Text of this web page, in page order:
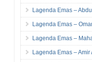
Lagenda Emas –
Lagenda Emas –
Lagenda Emas –
Lagenda Emas – Amir